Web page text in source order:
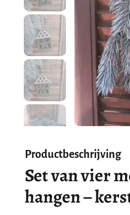
Productbeschrijving
Set van vier
hangen –